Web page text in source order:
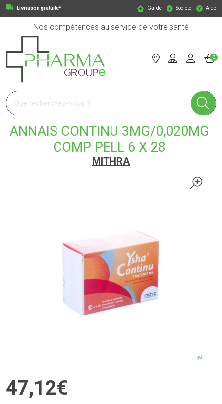
Livriason gratuite* Garde Société Aide
Nos compétences au service de votre santé
Pharmagroupe Votre pharmacie en ligne à votre service
0
ANNAIS CONTINU 3MG/0,020MG
COMP PELL 6 X 28
MITHRA
47,12€